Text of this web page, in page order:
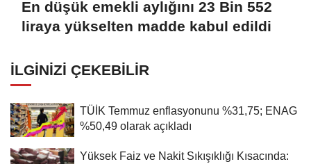
En düşük emekli aylığını 23 Bin 552
liraya yükselten madde kabul edildi
İLGINIZI ÇEKEBILIR
TÜİK Temmuz enflasyonunu %31,75; ENAG
%50,49 olarak açıkladı
Yüksek Faiz ve Nakit Sıkışıklığı Kısacında: